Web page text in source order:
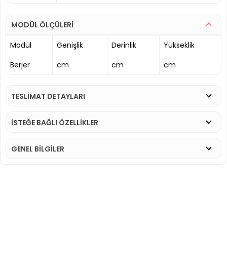
MODÜL ÖLÇÜLERİ
Modül
Genişlik Derinlik
Yükseklik
Berjer
cm cm cm
TESLİMAT DETAYLARI
İSTEĞE BAĞLI ÖZELLİKLER
GENEL BİLGİLER